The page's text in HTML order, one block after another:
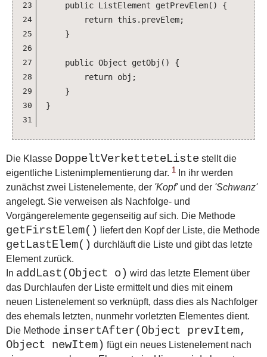
23
24
25
26
27
28
29
30
31
    public ListElement getPrevElem() {
        return this.prevElem;
    }
    public Object getObj() {
        return obj;
    }
Die Klasse DoppeltVerketteteListe stellt die
eigentliche Listenimplementierung dar. 1 In ihr werden
zunächst zwei Listenelemente, der 'Kopf'und der 'Schwanz'
angelegt. Sie verweisen als Nachfolge- und
Vorgängerelemente gegenseitig auf sich. Die Methode
getFirstElem() liefert den Kopf der Liste, die Methode
getLastElem() durchläuft die Liste und gibt das letzte
Element zurück.
In addLast(Object o) wird das letzte Element über
das Durchlaufen der Liste ermittelt und dies mit einem
neuen Listenelement so verknüpft, dass dies als Nachfolger
des ehemals letzten, nunmehr vorletzten Elementes dient.
Die Methode insertAfter(Object prevItem,
Object newItem) fügt ein neues Listenelement nach